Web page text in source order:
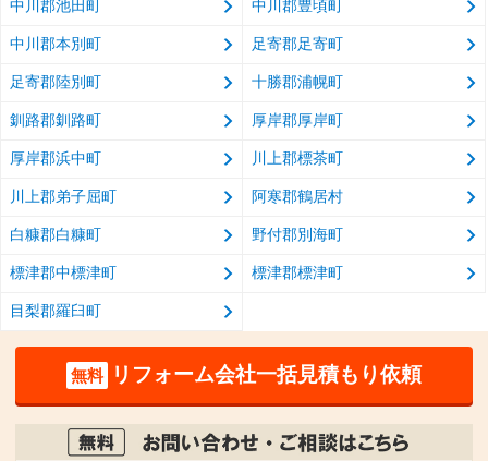
中川郡池田町 中川郡豊頃町
中川郡本別町 足寄郡足寄町
足寄郡陸別町 十勝郡浦幌町
釧路郡釧路町 厚岸郡厚岸町
厚岸郡浜中町 川上郡標茶町
川上郡弟子屈町 阿寒郡鶴居村
白糠郡白糠町 野付郡別海町
標津郡中標津町 標津郡標津町
目梨郡羅臼町
無料 リフォーム会社一括見積もり依頼